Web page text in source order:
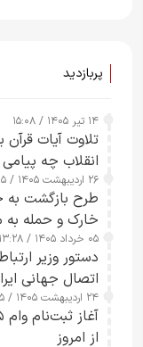
پربازدید
۱۴ تیر ۱۴۰۵ / ۱۵:۰۸
تلاوت آیات
انقلاب چه
۲۶ اردیبهشت ۱۴۰۵ / ۱۰:۱۵
طرح‌ بازگشت به
خارک و حمله
۰۵ خرداد ۱۴۰۵ / ۱۳:۲۸
دستور وزیر
اتصال جهانی
کامل مردم تا ۲۴ ساعت آینده
۲۴ اردیبهشت ۱۴۰۵ / ۰۹:۱۵
از امروز